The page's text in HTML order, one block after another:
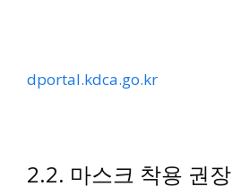
dportal.kdca.go.kr
2.2. 마스크 착용 권장